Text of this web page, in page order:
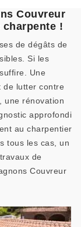
Couvreur
!
de dégâts de
Si les
Une
de lutter contre
une rénovation
approfondi
au charpentier
tous les cas, un
de
Couvreur